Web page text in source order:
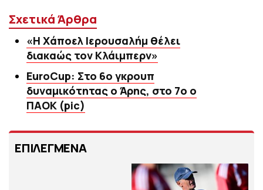
Σχετικά Άρθρα
«Η Χάποελ Ιερουσαλήμ θέλει
διακαώς τον Κλάιμπερν»
EuroCup: Στο 6ο γκρουπ
δυναμικότητας ο Άρης, στο 7ο ο
ΠΑΟΚ (pic)
ΕΠΙΛΕΓΜΕΝΑ